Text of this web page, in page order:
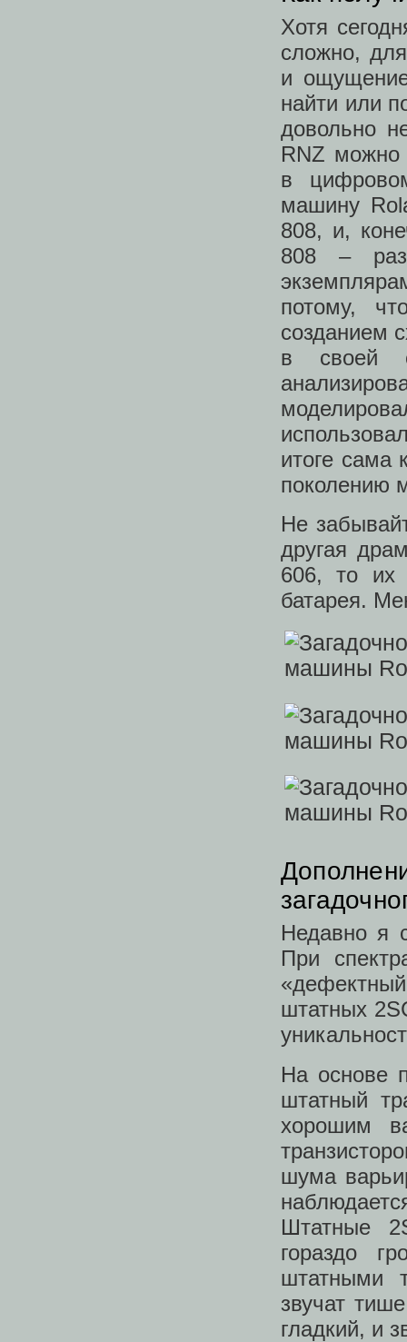
Хотя
сложно,
и
найти или
довольно
RNZ можно
в
машину
808, и,
808 –
потому,
созданием
в своей
итоге сама
поколению
Не
другая
606, то их
батарея.
Недавно я
При
штатных
На основе
штатный
хорошим
шума
Штатные
гораздо
штатными
звучат
гладкий, и